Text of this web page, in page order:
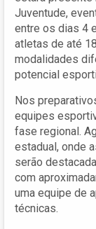
Juventude,
entre os dias 4
atletas de até
modalidades
potencial
Nos
equipes
fase regional.
estadual, onde
serão
com
uma equipe de
técnicas.